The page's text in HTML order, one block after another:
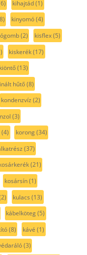
kihajtád(1)
kinyomó(4)
(2) kisflex(5)
kiskerék(17)
kiöntő(13)
hűtő(8)
kondenzvíz (2)
(3)
(4) korong(34)
(37)
(21)
kosársín(1)
kulacs (13)
kábelköteg(5)
(8) kávé (1)
(3)